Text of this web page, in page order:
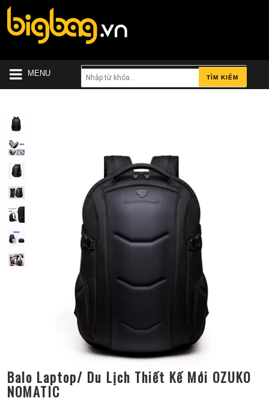
MENU TÌM KIẾM
Balo Laptop/ Du Lịch Thiết Kế Mới OZUKO
NOMATIC